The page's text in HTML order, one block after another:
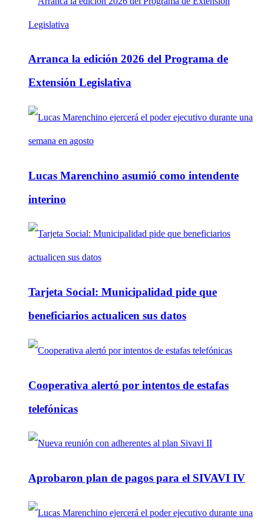
Arranca la edición 2026 del Programa de
Extensión Legislativa
Lucas Marenchino asumió como intendente
interino
Tarjeta Social: Municipalidad pide que
beneficiarios actualicen sus datos
Cooperativa alertó por intentos de estafas
telefónicas
Aprobaron plan de pagos para el SIVAVI IV